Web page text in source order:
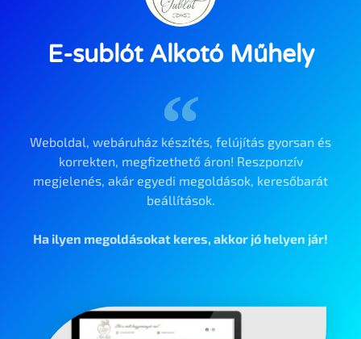
E-sublót Alkotó Műhely
Weboldal, webáruház készítés, felújítás gyorsan és
korrekten, megfizethető áron! Reszponzív
megjelenés, akár egyedi megoldások, keresőbarát
beállítások.
Ha ilyen megoldásokat keres, akkor jó helyen jár!